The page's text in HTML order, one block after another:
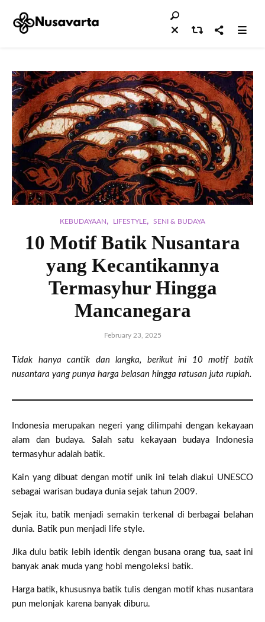
KEBUDAYAAN, LIFESTYLE, SENI & BUDAYA
10 Motif Batik Nusantara
yang Kecantikannya
Termasyhur Hingga
Mancanegara
February 23, 2025
nusantara yang punya harga belasan hingga ratusan juta rupiah.
Indonesia merupakan negeri yang dilimpahi dengan kekayaan
alam dan budaya. Salah satu kekayaan budaya Indonesia
termasyhur adalah batik.
Kain yang dibuat dengan motif unik ini telah diakui UNESCO
sebagai warisan budaya dunia sejak tahun 2009.
Sejak itu, batik menjadi semakin terkenal di berbagai belahan
dunia. Batik pun menjadi life style.
Jika dulu batik lebih identik dengan busana orang tua, saat ini
banyak anak muda yang hobi mengoleksi batik.
Harga batik, khususnya batik tulis dengan motif khas nusantara
pun melonjak karena banyak diburu.